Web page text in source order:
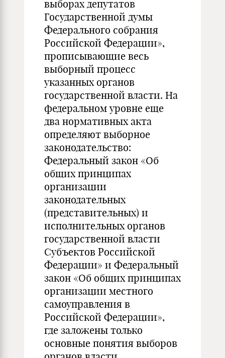
выборах депутатов
Государственной думы
Федерального собрания
Российской Федерации»,
прописывающие весь
выборный процесс
указанных органов
государственной власти. На
федеральном уровне еще
два нормативных акта
определяют выборное
законодательство:
Федеральный закон «Об
общих принципах
организации
законодательных
(представительных) и
исполнительных органов
государственной власти
Субъектов Российской
Федерации» и Федеральный
закон «Об общих принципах
организации местного
самоуправления в
Российской Федерации»,
где заложены только
основные понятия выборов